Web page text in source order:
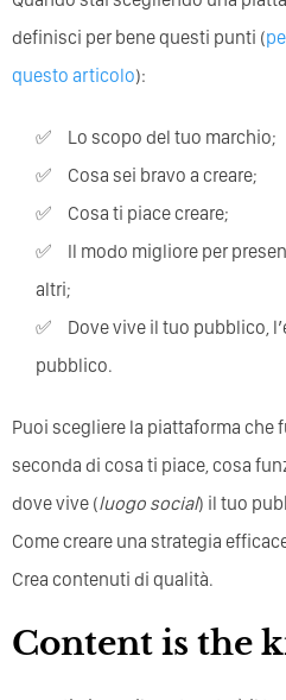
definisci per bene questi punti (
questo articolo):
lo scopo del tuo marchio;
cosa sei bravo a creare;
cosa ti piace creare;
il modo migliore per presentare il tuo marchio agli
altri;
dove vive il tuo pubblico, l’ecosistema social del tuo
pubblico.
Puoi scegliere la piattaforma che
seconda di cosa ti piace, cosa
dove vive (luogo social) il tuo
Come creare una strategia
Crea contenuti di qualità.
Content is the